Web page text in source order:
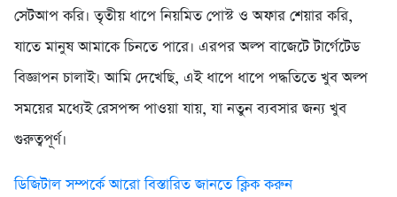
সেটআপ করি। তৃতীয় ধাপে নিয়মিত পোস্ট ও অফার শেয়ার করি,
যাতে মানুষ আমাকে চিনতে পারে। এরপর অল্প বাজেটে টার্গেটেড
বিজ্ঞাপন চালাই। আমি দেখেছি, এই ধাপে ধাপে পদ্ধতিতে খুব অল্প
সময়ের মধ্যেই রেসপন্স পাওয়া যায়, যা নতুন ব্যবসার জন্য খুব
গুরুত্বপূর্ণ।
ডিজিটাল সম্পর্কে আরো বিস্তারিত জানতে ক্লিক করুন